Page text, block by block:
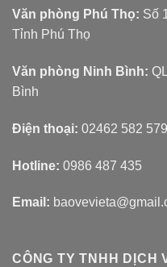
Văn phòng Phú Thọ: Số
Tỉnh Phú Thọ
Văn phòng Ninh Bình:
Bình
Điện thoại: 02462 582 579
Hotline: 0986 487 435
Email:
CÔNG TY TNHH DỊCH